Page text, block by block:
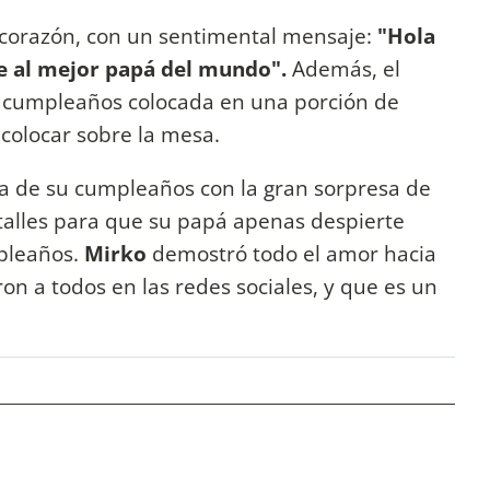
con un sentimental mensaje: "Hola
al mejor papá del mundo".Además, el
colocada en una porción de
sobre la mesa.
de su cumpleaños con la gran sorpresa de
para que su papá apenas despierte
Mirko demostró todo el amor hacia
a todos en las redes sociales, y que es un